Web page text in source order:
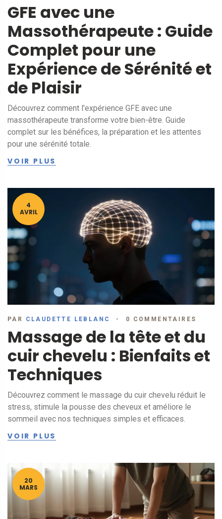
GFE avec une
Massothérapeute : Guide
Complet pour une
Expérience de Sérénité et
de Plaisir
Découvrez comment l'expérience GFE avec une
massothérapeute transforme votre bien-être. Guide
complet sur les bénéfices, la préparation et les attentes
pour une sérénité totale.
VOIR PLUS
4
AVRIL
PAR CLAUDETTE LEBLANC 0 COMMENTAIRES
Massage de la tête et du
cuir chevelu : Bienfaits et
Techniques
Découvrez comment le massage du cuir chevelu réduit le
stress, stimule la pousse des cheveux et améliore le
sommeil avec nos techniques simples et efficaces.
VOIR PLUS
20
MARS